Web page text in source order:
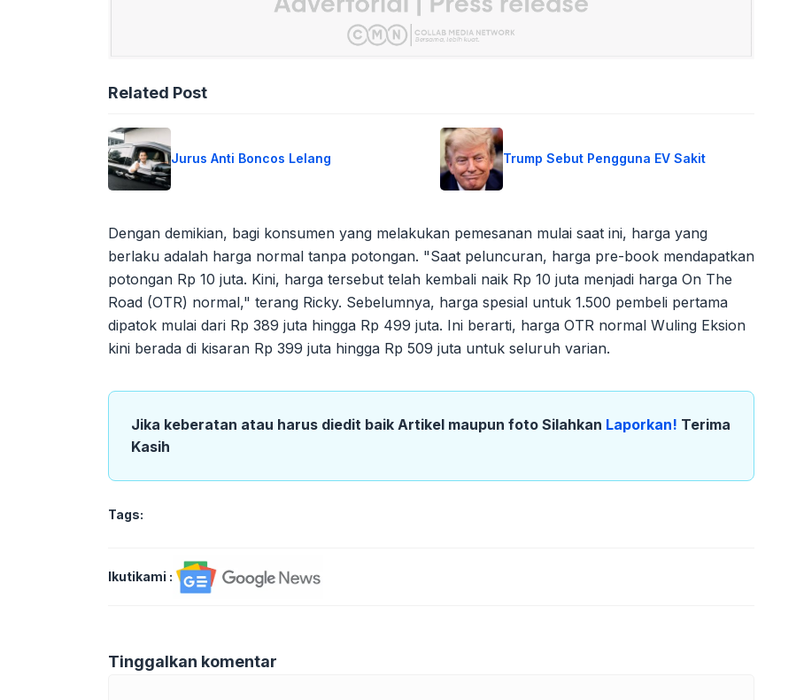
Related Post
Jurus Anti Boncos Lelang Trump Sebut Pengguna EV Sakit
Dengan demikian, bagi konsumen yang melakukan pemesanan mulai saat ini, harga yang
berlaku adalah harga normal tanpa potongan. "Saat peluncuran, harga pre-book mendapatkan
potongan Rp 10 juta. Kini, harga tersebut telah kembali naik Rp 10 juta menjadi harga On The
Road (OTR) normal," terang Ricky. Sebelumnya, harga spesial untuk 1.500 pembeli pertama
dipatok mulai dari Rp 389 juta hingga Rp 499 juta. Ini berarti, harga OTR normal Wuling Eksion
kini berada di kisaran Rp 399 juta hingga Rp 509 juta untuk seluruh varian.
Jika keberatan atau harus diedit baik Artikel maupun foto Silahkan Laporkan! Terima
Kasih
Tags:
Ikutikami :
Tinggalkan komentar